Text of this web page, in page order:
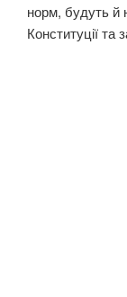
норм, будуть й
Конституції